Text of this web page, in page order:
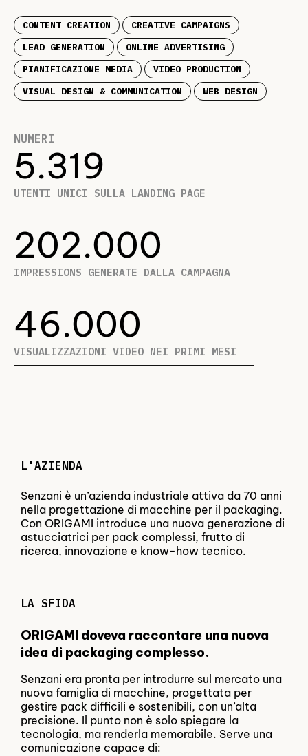
CONTENT CREATION
CREATIVE CAMPAIGNS
LEAD GENERATION
ONLINE ADVERTISING
PIANIFICAZIONE MEDIA
VIDEO PRODUCTION
VISUAL DESIGN & COMMUNICATION
WEB DESIGN
NUMERI
5.319
UTENTI UNICI SULLA LANDING PAGE
202.000
IMPRESSIONS GENERATE DALLA CAMPAGNA
46.000
VISUALIZZAZIONI VIDEO NEI PRIMI MESI
L'AZIENDA
Senzani è un’azienda industriale attiva da 70 anni
nella progettazione di macchine per il packaging.
Con ORIGAMI introduce una nuova generazione di
astucciatrici per pack complessi, frutto di
ricerca, innovazione e know-how tecnico.
LA SFIDA
ORIGAMI doveva raccontare una nuova
idea di packaging complesso.
Senzani era pronta per introdurre sul mercato una
nuova famiglia di macchine, progettata per
gestire pack difficili e sostenibili, con un’alta
precisione. Il punto non è solo spiegare la
tecnologia, ma renderla memorabile. Serve una
comunicazione capace di: